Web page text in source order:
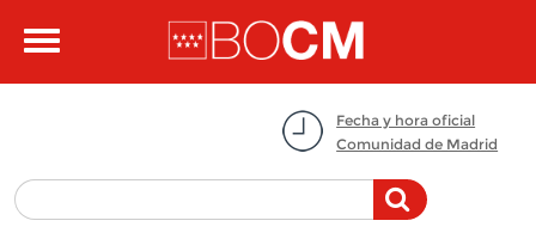
Toggle
Fecha y hora oficial
Comunidad de Madrid